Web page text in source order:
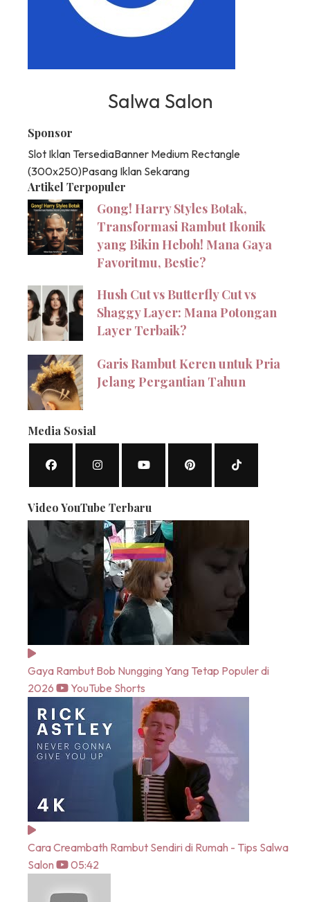
Salwa Salon
Sponsor
Slot Iklan TersediaBanner Medium Rectangle
(300x250)Pasang Iklan Sekarang
Artikel Terpopuler
Gong! Harry Styles Botak,
Transformasi Rambut Ikonik
yang Bikin Heboh! Mana Gaya
Favoritmu, Bestie?
Hush Cut vs Butterfly Cut vs
Shaggy Layer: Mana Potongan
Layer Terbaik?
Garis Rambut Keren untuk Pria
Jelang Pergantian Tahun
Media Sosial
Video YouTube Terbaru
Gaya Rambut Bob Nungging Yang Tetap Populer di
2026
YouTube Shorts
Cara Creambath Rambut Sendiri di Rumah - Tips Salwa
Salon
05:42